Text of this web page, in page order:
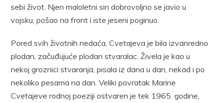
sebi život. Njen maloletni sin dobrovoljno se javio u
vojsku, pošao na front i iste jeseni poginuo.
Pored svih životnih nedaća, Cvetajeva je bila izvanredno
plodan, začuđujuće plodan stvaralac. Živela je kao u
nekoj groznici stvaranja, pisala iz dana u dan, nekad i po
nekoliko pesama na dan. Veliki povratak Marine
Cvetajeve rodnoj poeziji ostvaren je tek 1965. godine,